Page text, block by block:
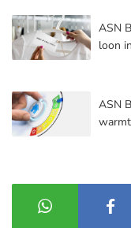
ASN
loon
ASN